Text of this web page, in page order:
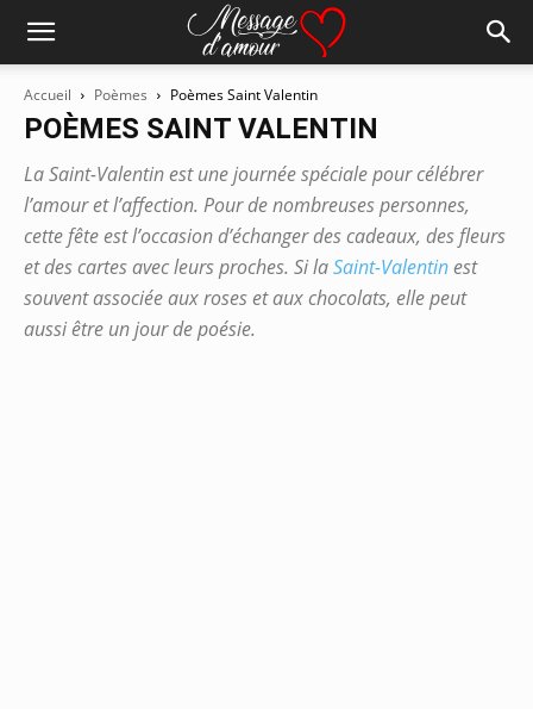
Accueil Poèmes Poèmes Saint Valentin
POÈMES SAINT VALENTIN
La Saint-Valentin est une journée spéciale pour célébrer
l’amour et l’affection. Pour de nombreuses personnes,
cette fête est l’occasion d’échanger des cadeaux, des fleurs
et des cartes avec leurs proches. Si laSaint-Valentinest
souvent associée aux roses et aux chocolats, elle peut
aussi être un jour de poésie.